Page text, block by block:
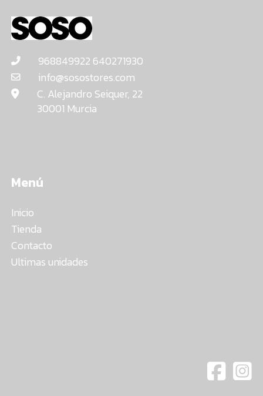
968849922 640271930
info@sosostores.com
C. Alejandro Seiquer, 22
30001 Murcia
Menú
Inicio
Tienda
Contacto
Ultimas unidades